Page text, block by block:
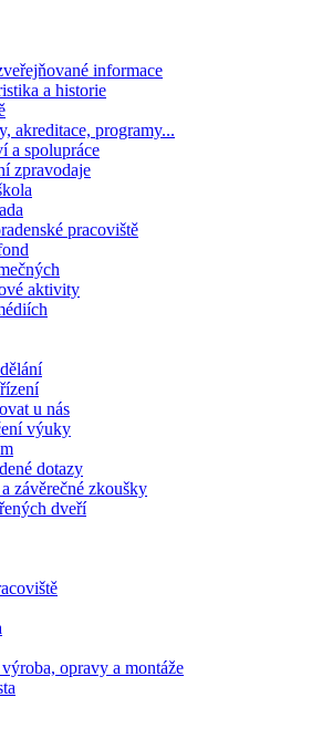
informace
a historie
akreditace, programy...
a spolupráce
zpravodaje
pracoviště
aktivity
u nás
výuky
dotazy
závěrečné zkoušky
dveří
opravy a montáže